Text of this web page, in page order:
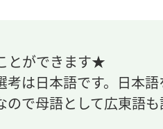
とができます★
考は日本語です。日本
で母語として広東語も